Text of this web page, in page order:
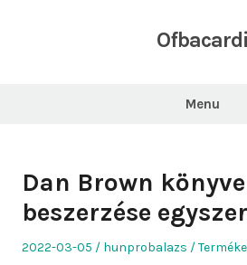
Ofbacardi
Menu
Dan Brown
beszerzése
Posted
2022-03-05 Author
hunprobalazs
Posted